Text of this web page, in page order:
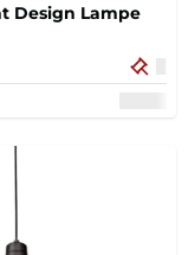
Design Lampe